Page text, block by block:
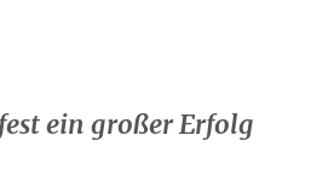
ein großer Erfolg